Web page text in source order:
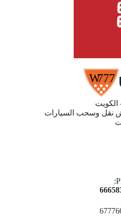
نقل وسحب السيارات